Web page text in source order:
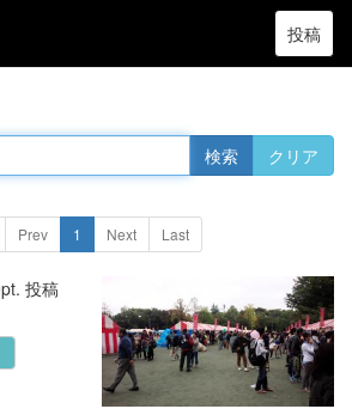
投稿
Prev 1 Next Last